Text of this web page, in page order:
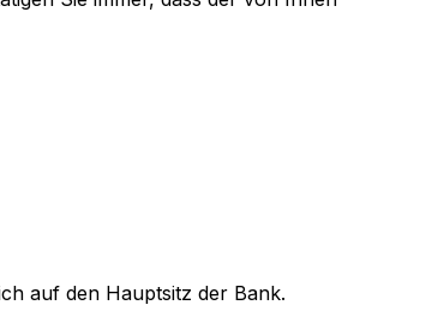
auf den Hauptsitz der Bank.